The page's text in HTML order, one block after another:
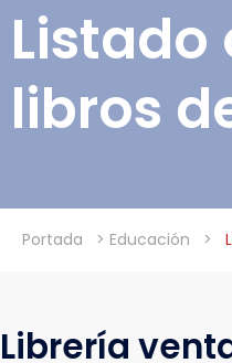
Listado
libros
Portada > Educación >
Librería